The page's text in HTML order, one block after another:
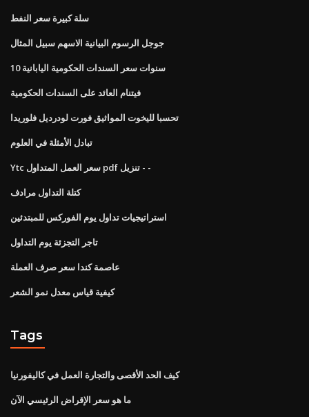
سلة كبيرة سعر النفط
جوجل الرسوم البيانية الاسهم سبيل المثال
10 سنوات سعر السندات الحكومية اليابانية
فيتنام العائد على السندات الحكومية
تحسبا لليخوت المواثيق فورت لودرديل فلوريدا
تبادل الأمثلة في العلوم
Ytc سعر العمل المتداول pdf تنزيل - -
كتلة التداول مرادف
استراتيجيات تداول يوم الفوركس للمبتدئين
تاجر التجزئة يوم التداول
عاصمة كندا سعر صرف العملة
كيفية قياس معدل نمو الشعر
Tags
كيف الحد الأقصى والتجارة العمل في كاليفورنيا
ما هو سعر الإقراض الرئيسي الآن